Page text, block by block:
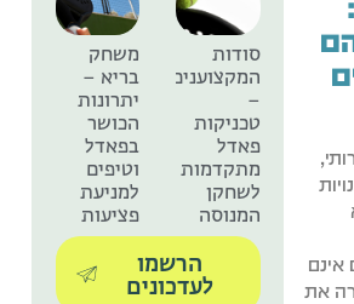
אינם
את
סודות
המקצוענים
–
טכניקות
פאדל
מתקדמות
לשחקן
המנוסה
משחק
בריא –
יתרונות
הכושר
בפאדל
וטיפים
למניעת
פציעות
הרשמו
לעדכונים